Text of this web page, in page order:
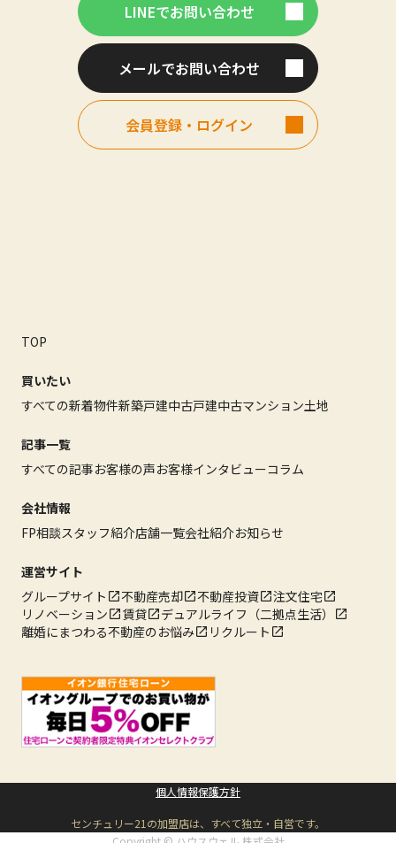
LINEでお問い合わせ
メールでお問い合わせ
会員登録・ログイン
TOP
買いたい
すべての新着物件新築戸建中古戸建中古マンション土地
記事一覧
すべての記事お客様の声お客様インタビューコラム
会社情報
FP相談スタッフ紹介店舗一覧会社紹介お知らせ
運営サイト
グループサイト
不動産売却 不動産投資
注文住宅
リノベーション
賃貸
デュアルライフ（二拠点生活）
離婚にまつわる不動産のお悩み
リクルート
個人情報保護方針
センチュリー21の加盟店は、すべて独立・自営です。